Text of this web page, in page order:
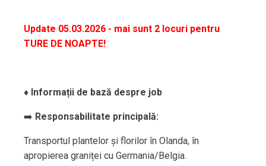
Update 05.03.2026 - mai sunt 2 locuri pentru
TURE DE NOAPTE!
♦️ Informații de bază despre job
➡️ Responsabilitate principală:
Transportul plantelor și florilor în Olanda, în
apropierea graniței cu Germania/Belgia.